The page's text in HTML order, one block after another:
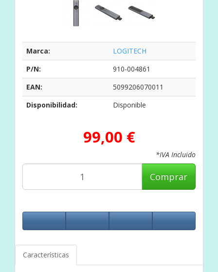
Marca:
LOGITECH
P/N:
910-004861
EAN:
5099206070011
Disponibilidad:
Disponible
99,00 €
*IVA Incluido
Comprar
Características